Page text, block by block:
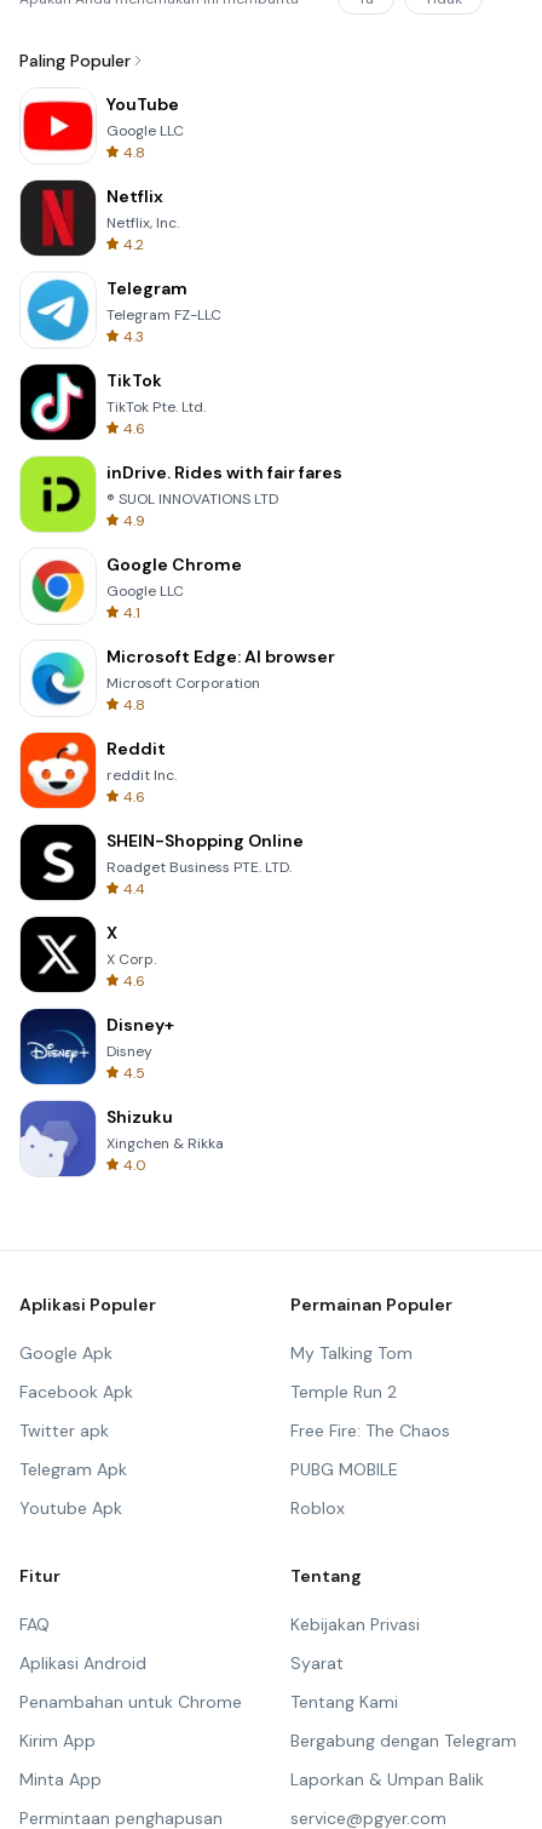
Paling Populer
YouTube
Google LLC
4.8
Netflix
Netflix, Inc.
4.2
Telegram
Telegram FZ-LLC
4.3
TikTok
TikTok Pte. Ltd.
4.6
inDrive. Rides with fair fares
® SUOL INNOVATIONS LTD
4.9
Google Chrome
Google LLC
4.1
Microsoft Edge: AI browser
Microsoft Corporation
4.8
Reddit
reddit Inc.
4.6
SHEIN-Shopping Online
Roadget Business PTE. LTD.
4.4
X
X Corp.
4.6
Disney+
Disney
4.5
Shizuku
Xingchen & Rikka
4.0
Aplikasi Populer
Google Apk
Facebook Apk
Twitter apk
Telegram Apk
Youtube Apk
Permainan Populer
My Talking Tom
Temple Run 2
Free Fire: The Chaos
PUBG MOBILE
Roblox
Fitur
FAQ
Aplikasi Android
Penambahan untuk Chrome
Kirim App
Minta App
Permintaan penghapusan
Tentang
Kebijakan Privasi
Syarat
Tentang Kami
Bergabung dengan Telegram
Laporkan & Umpan Balik
service@pgyer.com